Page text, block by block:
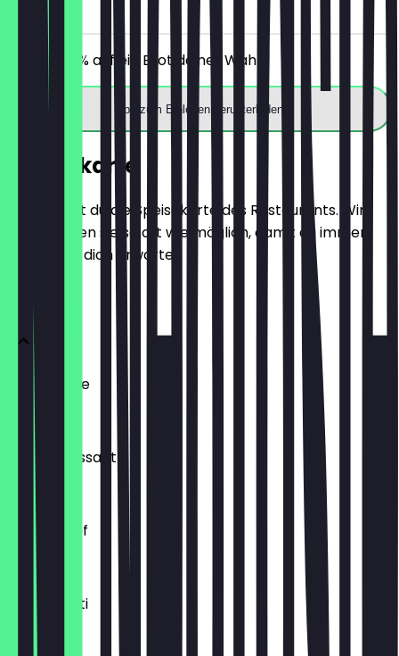
vor Ort
Erhalte 30% auf ein Brot deiner Wahl.
App zum Einlösen herunterladen
Speisekarte
Hier findest du die Speisekarte des Restaurants. Wir
aktualisieren sie so oft wie möglich, damit du immer
weißt, was dich erwartet.
Ofenfrische
Buttercroissant
1,80 €
Laugenzopf
1,20 €
Dinkelkrusti
1,10 €